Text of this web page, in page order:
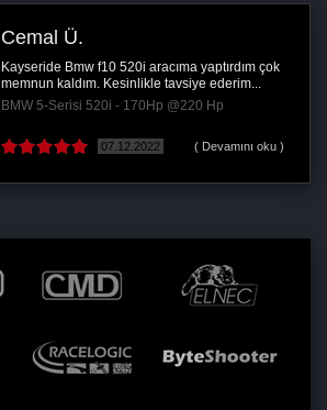
Cemal Ü.
Kayseride Bmw f10 520i aracıma yaptırdım çok
memnun kaldım. Kesinlikle tavsiye ederim...
BMW 5-Serisi 520i - 170Hp @220 Hp
07.12.2022 ( Devamını oku )